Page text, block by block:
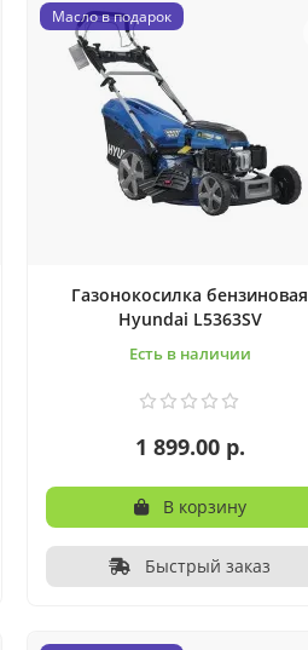
Масло в подарок
Газонокосилка бензиновая
Hyundai L5363SV
Есть в наличии
1 899.00 р.
В корзину
Быстрый заказ